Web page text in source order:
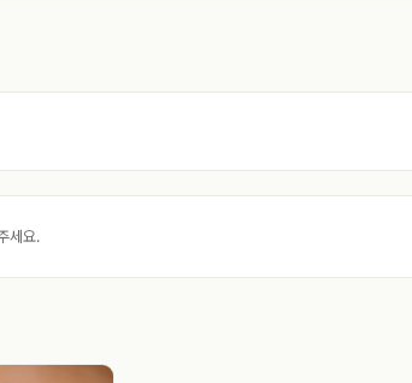
세요.